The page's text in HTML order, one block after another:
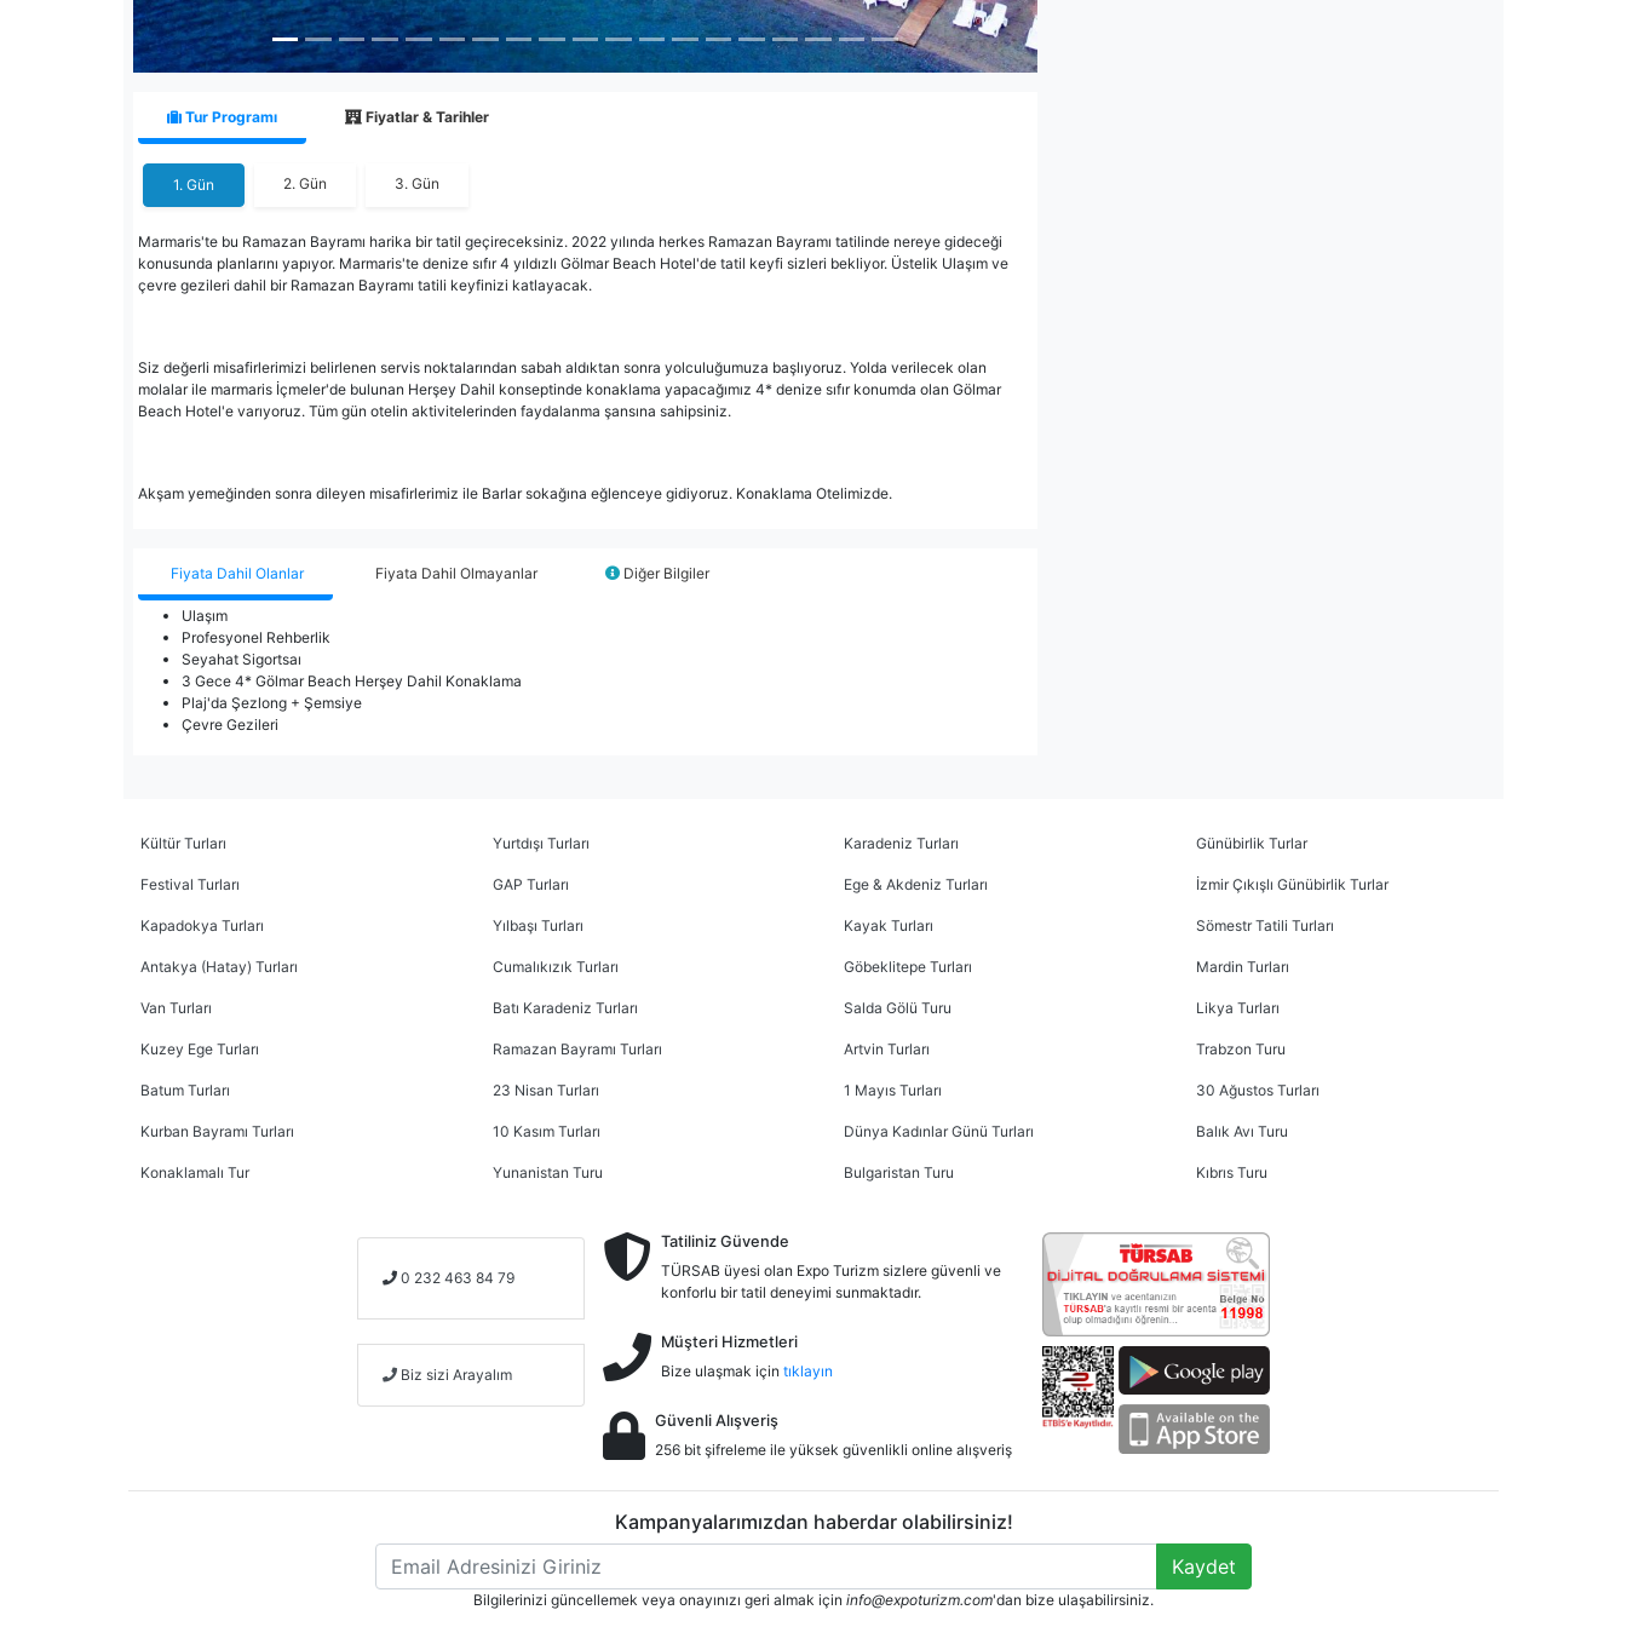
Tur Programı Fiyatlar & Tarihler
1. Gün 2. Gün 3. Gün
Marmaris'te bu Ramazan Bayramı harika bir tatil geçireceksiniz. 2022 yılında herkes Ramazan Bayramı tatilinde nereye gideceği
konusunda planlarını yapıyor. Marmaris'te denize sıfır 4 yıldızlı Gölmar Beach Hotel'de tatil keyfi sizleri bekliyor. Üstelik Ulaşım ve
çevre gezileri dahil bir Ramazan Bayramı tatili keyfinizi katlayacak.
Siz değerli misafirlerimizi belirlenen servis noktalarından sabah aldıktan sonra yolculuğumuza başlıyoruz. Yolda verilecek olan
molalar ile marmaris İçmeler'de bulunan Herşey Dahil konseptinde konaklama yapacağımız 4* denize sıfır konumda olan Gölmar
Beach Hotel'e varıyoruz. Tüm gün otelin aktivitelerinden faydalanma şansına sahipsiniz.
Akşam yemeğinden sonra dileyen misafirlerimiz ile Barlar sokağına eğlenceye gidiyoruz. Konaklama Otelimizde.
Fiyata Dahil Olanlar Fiyata Dahil Olmayanlar Diğer Bilgiler
Ulaşım
Profesyonel Rehberlik
Seyahat Sigortsaı
3 Gece 4* Gölmar Beach Herşey Dahil Konaklama
Plaj'da Şezlong + Şemsiye
Çevre Gezileri
Kültür Turları Yurtdışı Turları Karadeniz Turları Günübirlik Turlar
Festival Turları GAP Turları Ege & Akdeniz Turları İzmir Çıkışlı Günübirlik Turlar
Kapadokya Turları Yılbaşı Turları Kayak Turları Sömestr Tatili Turları
Antakya (Hatay) Turları Cumalıkızık Turları Göbeklitepe Turları Mardin Turları
Van Turları Batı Karadeniz Turları Salda Gölü Turu Likya Turları
Kuzey Ege Turları Ramazan Bayramı Turları Artvin Turları Trabzon Turu
Batum Turları 23 Nisan Turları 1 Mayıs Turları 30 Ağustos Turları
Kurban Bayramı Turları 10 Kasım Turları Dünya Kadınlar Günü Turları Balık Avı Turu
Konaklamalı Tur Yunanistan Turu Bulgaristan Turu Kıbrıs Turu
0 232 463 84 79
Biz sizi Arayalım
Tatiliniz Güvende
TÜRSAB üyesi olan Expo Turizm sizlere güvenli ve
konforlu bir tatil deneyimi sunmaktadır.
Müşteri Hizmetleri
Bize ulaşmak içintıklayın
Güvenli Alışveriş
256 bit şifreleme ile yüksek güvenlikli online alışveriş
Kampanyalarımızdan haberdar olabilirsiniz!
Kaydet
Bilgilerinizi güncellemek veya onayınızı geri almak için info@expoturizm.com'dan bize ulaşabilirsiniz.